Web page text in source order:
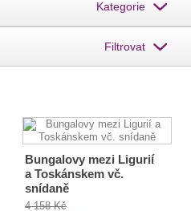
Kategorie
Filtrovat
Bungalovy mezi Ligurií
a Toskánskem vč.
snídaně
4 158 Kč